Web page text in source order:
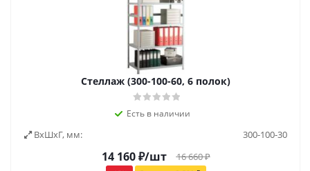
Стеллаж (300-100-60, 6 полок)
Есть в наличии
ВxШxГ, мм: 300-100-30
14 160₽/шт 16 660₽